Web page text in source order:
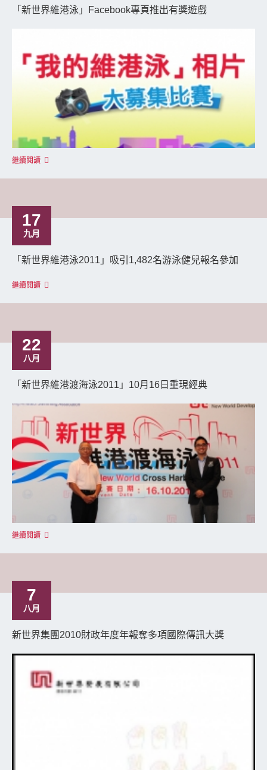
「新世界維港泳」Facebook專頁推出有獎遊戲
繼續閱讀
17
九月
「新世界維港泳2011」吸引1,482名游泳健兒報名參加
繼續閱讀
22
八月
「新世界維港渡海泳2011」10月16日重現經典
繼續閱讀
7
八月
新世界集團2010財政年度年報奪多項國際傳訊大獎